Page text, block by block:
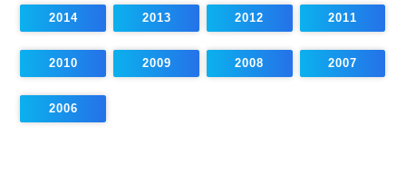
2014 2013 2012 2011
2010 2009 2008 2007
2006